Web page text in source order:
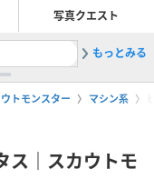
写真クエスト
2ストー
もっとみる
トモンスター マシン系
ス｜スカウトモ